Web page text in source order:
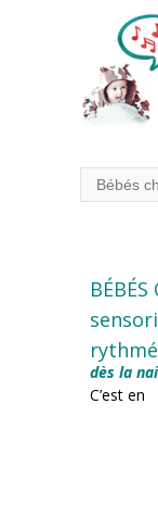
rythmé
dès la
C’est en